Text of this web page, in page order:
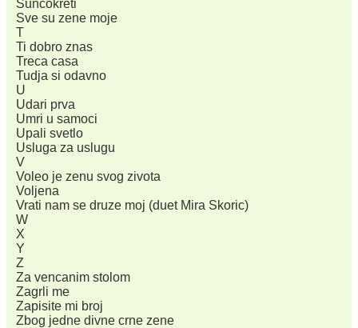
Suncokreti
Sve su zene moje
T
Ti dobro znas
Treca casa
Tudja si odavno
U
Udari prva
Umri u samoci
Upali svetlo
Usluga za uslugu
V
Voleo je zenu svog zivota
Voljena
Vrati nam se druze moj (duet Mira Skoric)
W
X
Y
Z
Za vencanim stolom
Zagrli me
Zapisite mi broj
Zbog jedne divne crne zene